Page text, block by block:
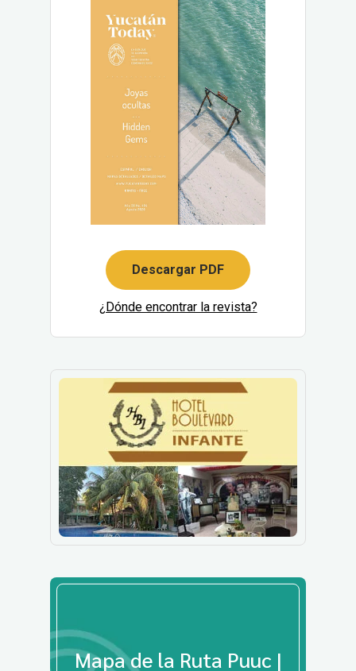
Descargar PDF
¿Dónde encontrar la revista?
Mapa de la Ruta Puuc |